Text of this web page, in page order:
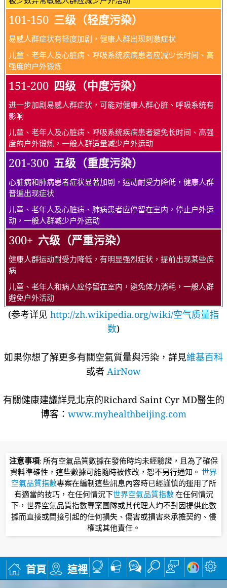
101-150 三级（轻度污染）
易感人群症状有轻度加剧，健康人群出现刺激症状
儿童、老年人及心脏病、呼吸系统疾病患者应减少长时间、高
强度的户外锻炼
151-200 四级（中度污染）
进一步加剧易感人群症状，可能对健康人群心脏、呼吸系统有
影响
儿童、老年人及心脏病、呼吸系统疾病患者避免长时间、高强
度的户外锻炼，一般人群适量减少户外运动
201-300 五级（重度污染）
心脏病和肺病患者症状显著加剧，运动耐受力降低，健康人群
普遍出现症状
儿童、老年人及心脏病、肺病患者应停留在室内，停止户外运
动，一般人群减少户外运动
300+ 六级（严重污染）
健康人群运动耐受力降低，有明显强烈症状，提前出现某些疾
病
儿童、老年人和病人应停留在室内，避免体力消耗，一般人群
避免户外活动
(参考详见 http://zh.wikipedia.org/wiki/空气质量指
数)
如果你想了解更多有關空氣質量與污染，詳見維基百科
或者 AirNow
有關健康建議詳​​見北京的Richard Saint Cyr MD醫生的
博客： www.myhealthbeijing.com
注意事項: 所有空氣品質數據在發佈時均未經驗證，且為了確保
資料準確性，這些數據可能隨時被修改，恕不另行通知。 世界
空氣品質指數專案在編制這些訊息內容時已經謹慎的運用了所
有適當的技巧，在任何情況下世界空氣品質指數在任何情況
下，世界空氣品質指數專案團隊或其代理人均不對因提供此數
據而直接或間接引起的任何損失、傷害或損害來承擔契約、侵
權或其他責任。
首頁 這裡